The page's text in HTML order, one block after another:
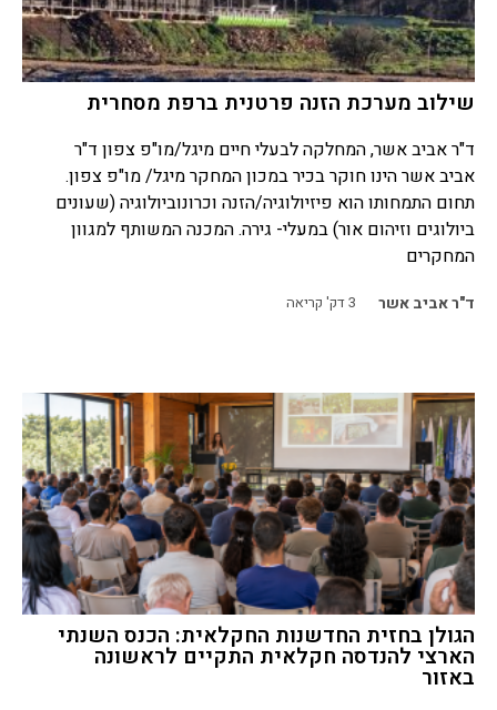
שילוב מערכת הזנה פרטנית ברפת מסחרית
ד"ר אביב אשר, המחלקה לבעלי חיים מיגל/מו"פ צפון ד"ר
אביב אשר הינו חוקר בכיר במכון המחקר מיגל/ מו"פ צפון.
תחום התמחותו הוא פיזיולוגיה/הזנה וכרונוביולוגיה (שעונים
ביולוגים וזיהום אור) במעלי- גירה. המכנה המשותף למגוון
המחקרים
ד"ר אביב אשר 3דק' קריאה
הגולן בחזית החדשנות החקלאית: הכנס השנתי
הארצי להנדסה חקלאית התקיים לראשונה
באזור